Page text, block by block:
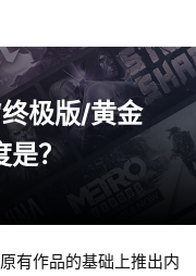
极版/黄金
是？
有作品的基础上推出内